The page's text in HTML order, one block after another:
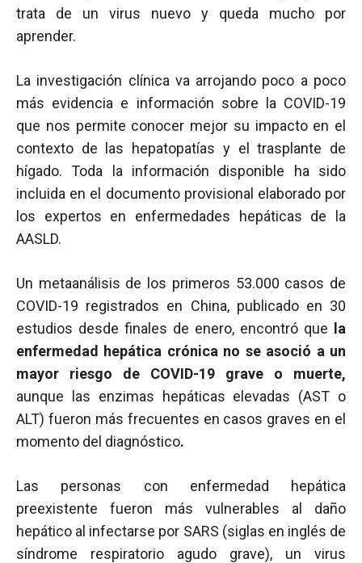
trata de un virus nuevo y queda mucho por
aprender.
La investigación clínica va arrojando poco a poco
más evidencia e información sobre la COVID-19
que nos permite conocer mejor su impacto en el
contexto de las hepatopatías y el trasplante de
hígado. Toda la información disponible ha sido
incluida en el documento provisional elaborado por
los expertos en enfermedades hepáticas de la
AASLD.
Un metaanálisis de los primeros 53.000 casos de
COVID-19 registrados en China, publicado en 30
estudios desde finales de enero, encontró que
la
enfermedad hepática crónica no se asoció a un
mayor riesgo de COVID-19 grave o muerte,
aunque las enzimas hepáticas elevadas (AST o
ALT) fueron más frecuentes en casos graves en el
momento del diagnóstico.
Las personas con enfermedad hepática
preexistente fueron más vulnerables al daño
hepático al infectarse por SARS (siglas en inglés de
síndrome respiratorio agudo grave), un virus